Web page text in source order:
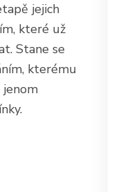
jejich
které už
Stane se
kterému